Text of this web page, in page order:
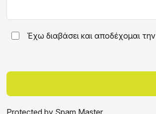
Έχω διαβάσει και αποδέχομαι την
Protected by Spam Master